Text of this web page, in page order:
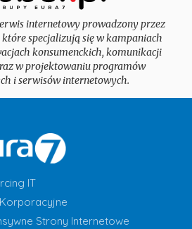
internetowy prowadzony przez
które specjalizują się w kampaniach
konsumenckich, komunikacji
w projektowaniu programów
i serwisów internetowych.
IT
Strony Internetowe